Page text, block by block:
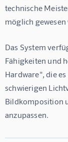
technische
möglich gewesen
Das System
Fähigkeiten und
Hardware", die
schwierigen
Bildkomposition
anzupassen.